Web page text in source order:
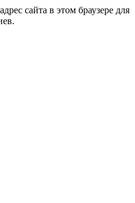
сайта в этом браузере для